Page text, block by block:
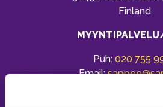
Finland
Puh: 020 755
Email: